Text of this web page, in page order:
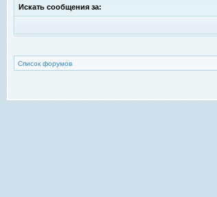
Искать сообщения за:
Список форумов